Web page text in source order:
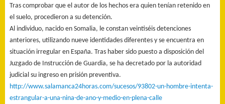
Tras comprobar que el autor de los hechos era quien tenían retenido en
el suelo, procedieron a su detención.
Al individuo, nacido en Somalia, le constan veintiséis detenciones
anteriores, utilizando nueve identidades diferentes y se encuentra en
situación irregular en España. Tras haber sido puesto a disposición del
Juzgado de Instrucción de Guardia, se ha decretado por la autoridad
judicial su ingreso en prisión preventiva.
http://www.salamanca24horas.com/sucesos/93802-un-hombre-intenta-
estrangular-a-una-nina-de-ano-y-medio-en-plena-calle